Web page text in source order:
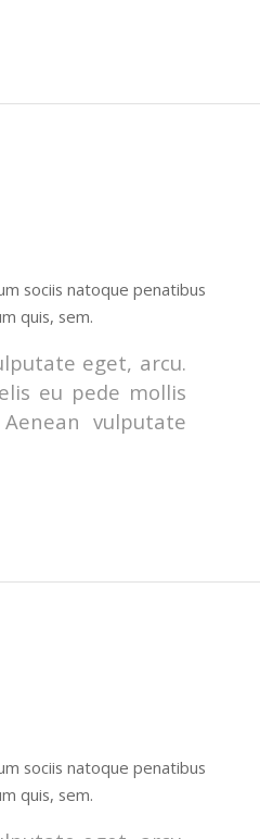
sociis natoque penatibus
quis, sem.
eget, arcu.
eu pede mollis
vulputate
sociis natoque penatibus
quis, sem.